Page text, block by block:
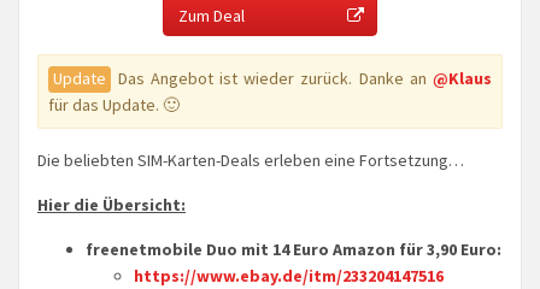
Zum Deal
Update Das Angebot ist wieder zurück. Danke an @Klaus
für das Update. 🙂
Die beliebten SIM-Karten-Deals erleben eine Fortsetzung…
Hier die Übersicht:
freenetmobile Duo mit 14 Euro Amazon für 3,90 Euro:
https://www.ebay.de/itm/233204147516